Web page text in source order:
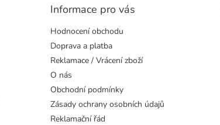
Informace pro vás
Hodnocení obchodu
Doprava a platba
Reklamace / Vrácení zboží
O nás
Obchodní podmínky
Zásady ochrany osobních údajů
Reklamační řád